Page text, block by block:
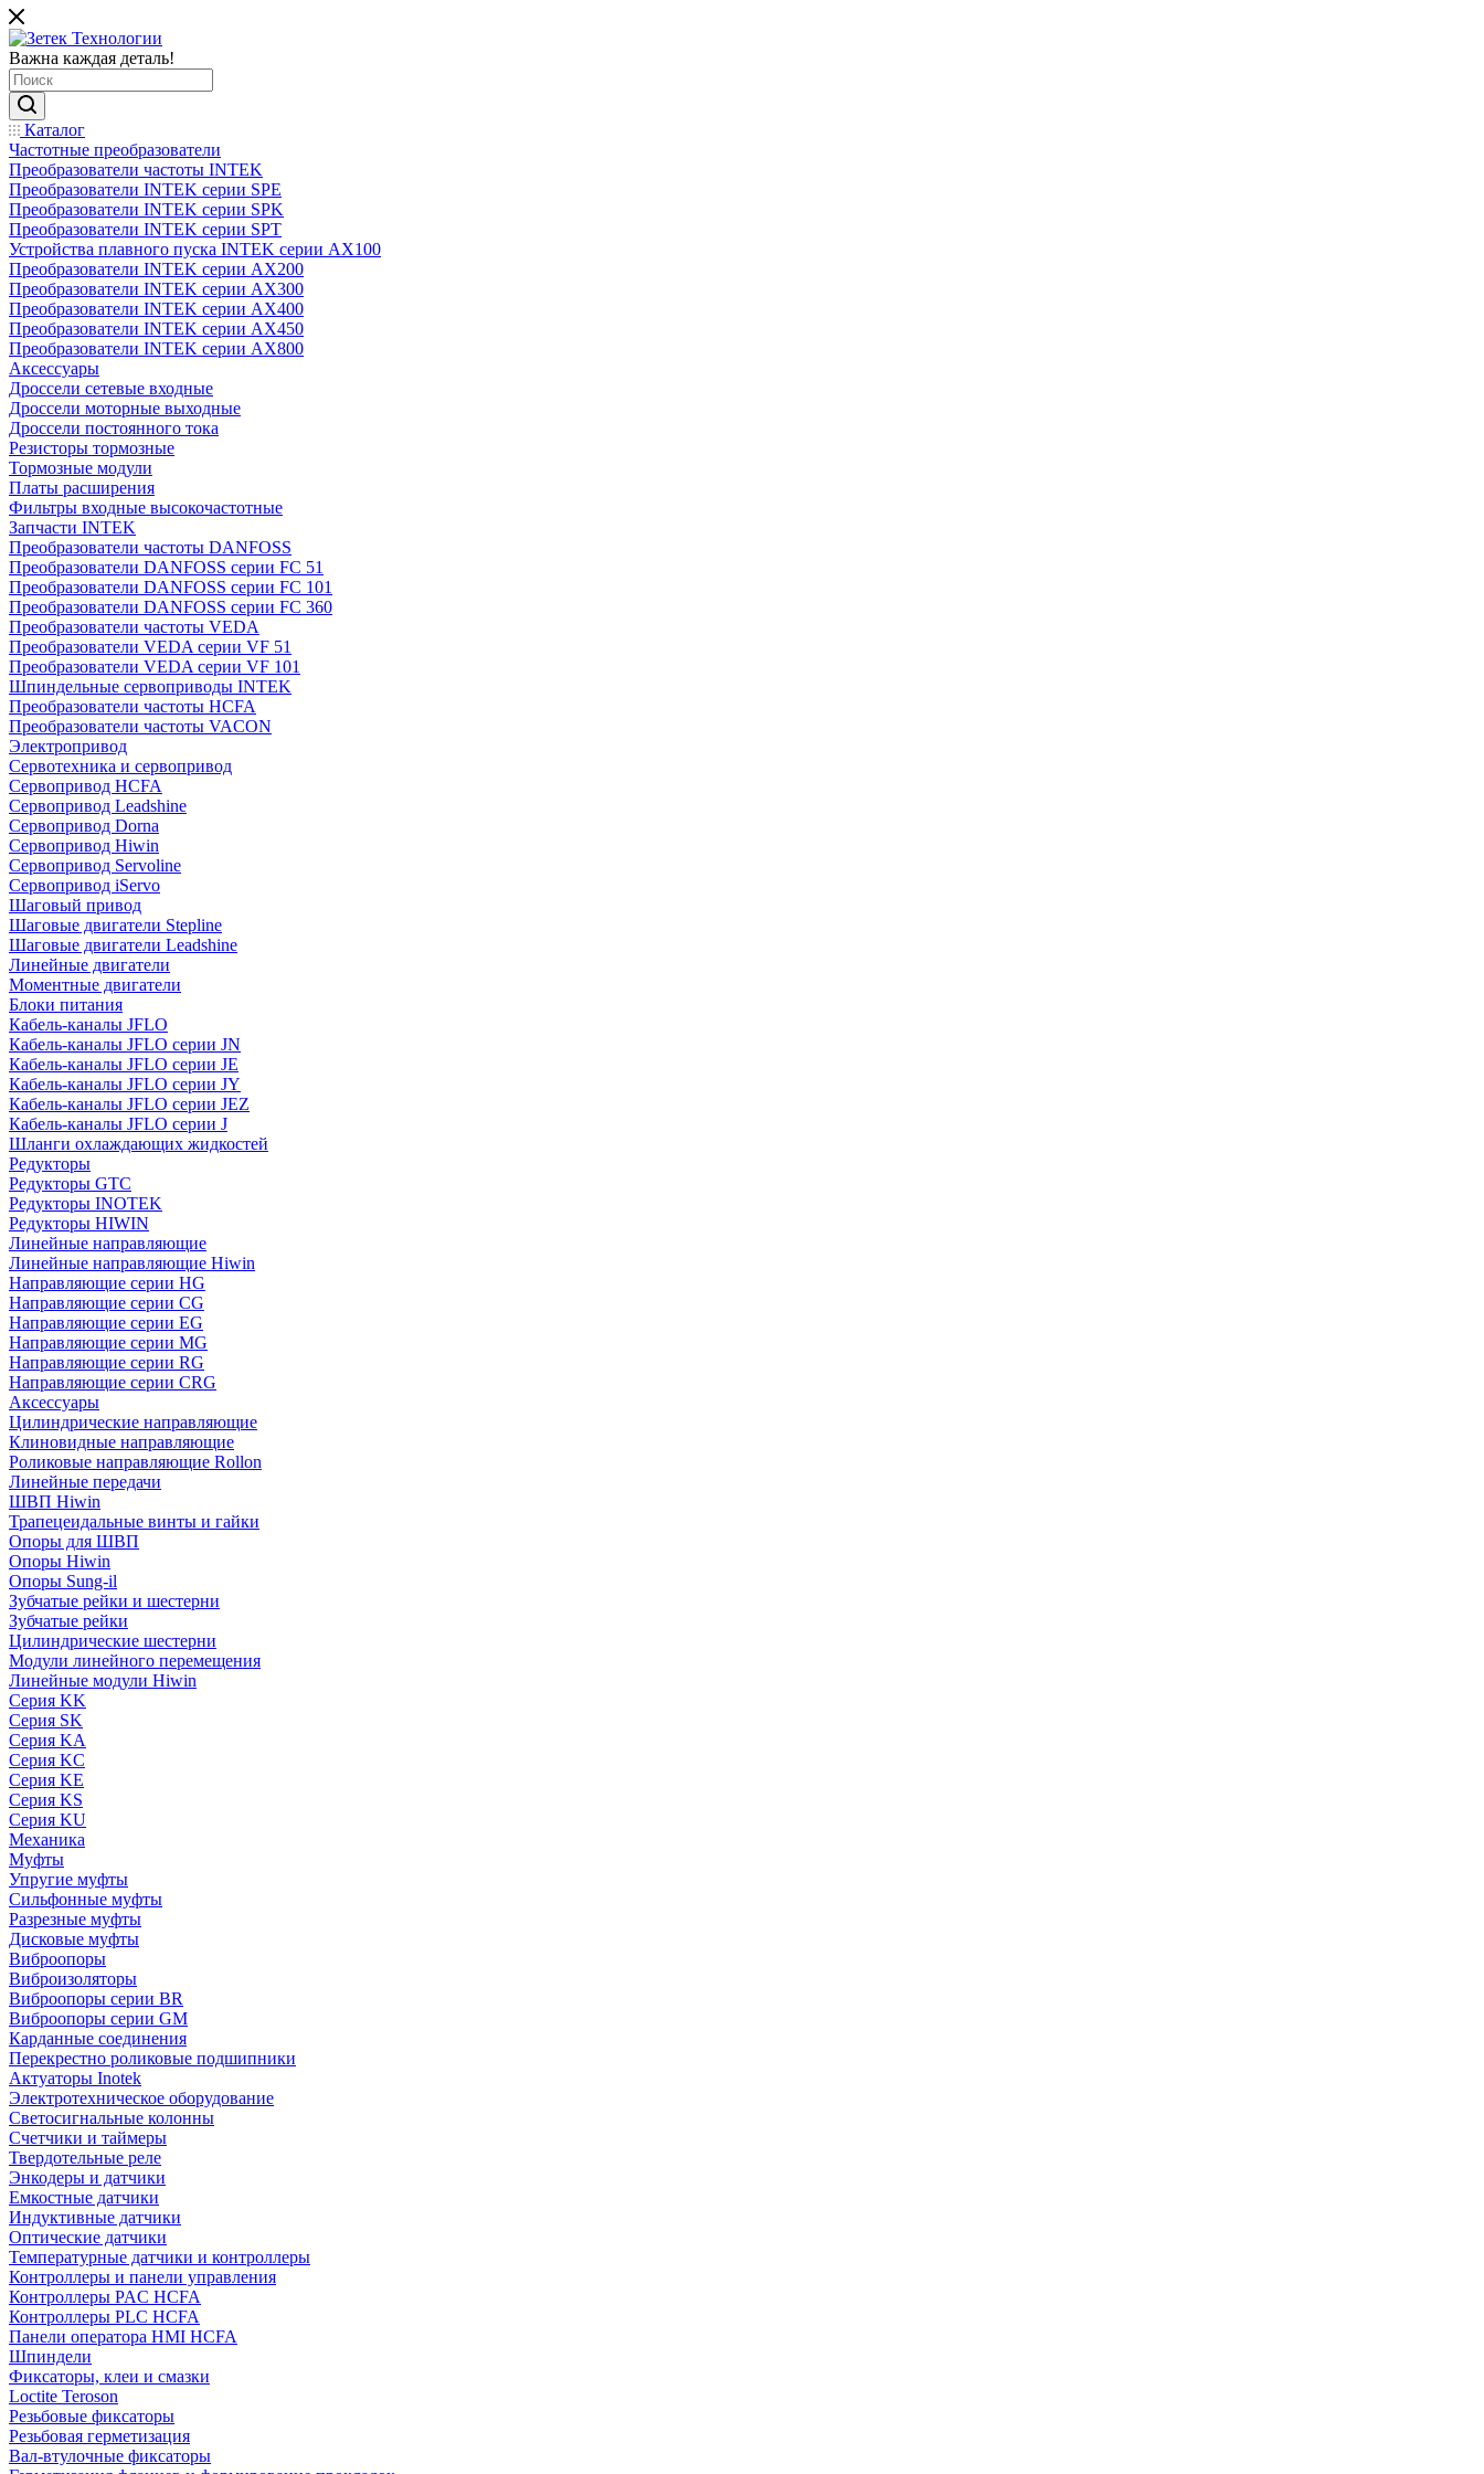
Важна каждая деталь!
Каталог
Частотные преобразователи
Преобразователи частоты INTEK
Преобразователи INTEK серии SPE
Преобразователи INTEK серии SPK
Преобразователи INTEK серии SPT
Устройства плавного пуска INTEK серии AX100
Преобразователи INTEK серии AX200
Преобразователи INTEK серии AX300
Преобразователи INTEK серии AX400
Преобразователи INTEK серии AX450
Преобразователи INTEK серии AX800
Аксессуары
Дроссели сетевые входные
Дроссели моторные выходные
Дроссели постоянного тока
Резисторы тормозные
Тормозные модули
Платы расширения
Фильтры входные высокочастотные
Запчасти INTEK
Преобразователи частоты DANFOSS
Преобразователи DANFOSS серии FC 51
Преобразователи DANFOSS серии FC 101
Преобразователи DANFOSS серии FC 360
Преобразователи частоты VEDA
Преобразователи VEDA серии VF 51
Преобразователи VEDA серии VF 101
Шпиндельные сервоприводы INTEK
Преобразователи частоты HCFA
Преобразователи частоты VACON
Электропривод
Сервотехника и сервопривод
Сервопривод HCFA
Сервопривод Leadshine
Сервопривод Dorna
Сервопривод Hiwin
Сервопривод Servoline
Сервопривод iServo
Шаговый привод
Шаговые двигатели Stepline
Шаговые двигатели Leadshine
Линейные двигатели
Моментные двигатели
Блоки питания
Кабель-каналы JFLO
Кабель-каналы JFLO серии JN
Кабель-каналы JFLO серии JE
Кабель-каналы JFLO серии JY
Кабель-каналы JFLO серии JEZ
Кабель-каналы JFLO серии J
Шланги охлаждающих жидкостей
Редукторы
Редукторы GTC
Редукторы INOTEK
Редукторы HIWIN
Линейные направляющие
Линейные направляющие Hiwin
Направляющие серии HG
Направляющие серии CG
Направляющие серии EG
Направляющие серии MG
Направляющие серии RG
Направляющие серии CRG
Аксессуары
Цилиндрические направляющие
Клиновидные направляющие
Роликовые направляющие Rollon
Линейные передачи
ШВП Hiwin
Трапецеидальные винты и гайки
Опоры для ШВП
Опоры Hiwin
Опоры Sung-il
Зубчатые рейки и шестерни
Зубчатые рейки
Цилиндрические шестерни
Модули линейного перемещения
Линейные модули Hiwin
Серия KK
Серия SK
Серия KA
Серия KC
Серия KE
Серия KS
Серия KU
Механика
Муфты
Упругие муфты
Сильфонные муфты
Разрезные муфты
Дисковые муфты
Виброопоры
Виброизоляторы
Виброопоры серии BR
Виброопоры серии GM
Карданные соединения
Перекрестно роликовые подшипники
Актуаторы Inotek
Электротехническое оборудование
Светосигнальные колонны
Счетчики и таймеры
Твердотельные реле
Энкодеры и датчики
Емкостные датчики
Индуктивные датчики
Оптические датчики
Температурные датчики и контроллеры
Контроллеры и панели управления
Контроллеры PAC HCFA
Контроллеры PLC HCFA
Панели оператора HMI HCFA
Шпиндели
Фиксаторы, клеи и смазки
Loctite Teroson
Резьбовые фиксаторы
Резьбовая герметизация
Вал-втулочные фиксаторы